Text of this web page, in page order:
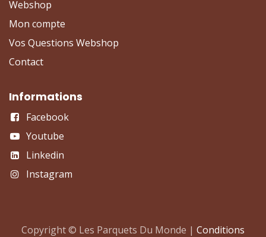
Webshop
Mon compte
Vos Questions Webshop
Contact
Informations
Facebook
Youtube
Linkedin
Instagram
Copyright © Les Parquets Du Monde | Conditions